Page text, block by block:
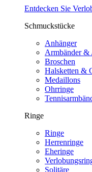
Entdecken Sie
Schmuckstücke
Anhänger
Armbänder &
Broschen
Halsketten &
Medaillons
Ohrringe
Ringe
Ringe
Herrenringe
Eheringe
Solitäre